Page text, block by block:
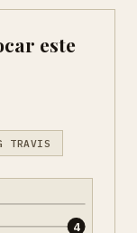
este
TRAVIS
4